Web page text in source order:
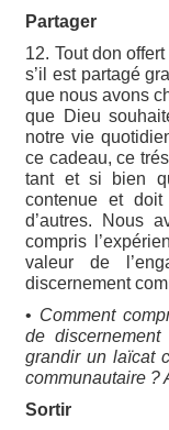
Partager
12. Tout don
s’il est partagé
que nous avons
que Dieu
notre vie
ce cadeau, ce
tant et si bien
contenue et doit
d’autres. Nous
compris
valeur de
discernement
• Comment
de
grandir un laïcat
communautaire ?
Sortir